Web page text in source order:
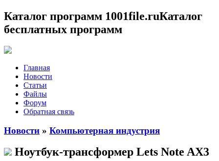
Каталог программ 1001file.ruКаталог
бесплатных программ
Главная
Новости
Статьи
Файлы
Форум
Обратная связь
Новости » Компьютерная индустрия
Ноутбук-трансформер Lets Note AX3